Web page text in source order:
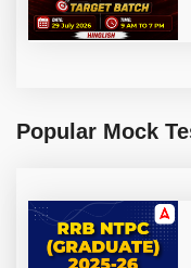
Popular Mock